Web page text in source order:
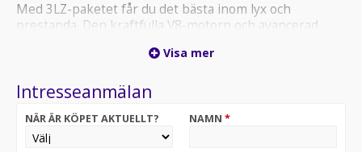
Med 3LZ-paketet får du det bästa inom lyx och
prestanda. Den kraftfulla V8-motorn och avancerad
modell, utrustad med en högpresterande 5.5L V8-motor
växlad dubbelkopplingsväxellåda på hela 679 hk, samt
paketet!
Visa mer
Intresseanmälan
NÄR ÄR KÖPET AKTUELLT? NAMN *